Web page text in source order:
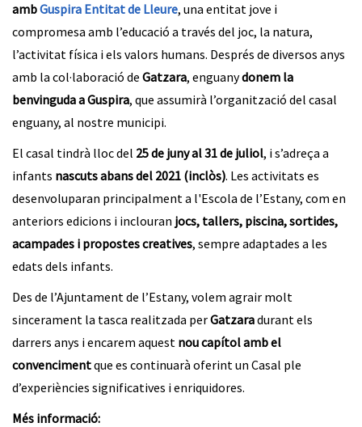
ambGuspira Entitat de Lleure, una entitat jove i
compromesa amb l’educació a través del joc, la natura,
l’activitat física i els valors humans. Després de diversos anys
amb la col·laboració de Gatzara, enguanydonem la
benvinguda a Guspira, que assumirà l’organització del casal
enguany, al nostre municipi.
El casal tindrà lloc del 25 de juny al 31 de juliol, i s’adreça a
infants nascuts abans del 2021 (inclòs). Les activitats es
desenvoluparan principalment a l'Escola de l’Estany, com en
anteriors edicions i inclouran jocs, tallers, piscina, sortides,
acampades i propostes creatives, sempre adaptades a les
edats dels infants.
Des de l’Ajuntament de l’Estany, volem agrair molt
sincerament la tasca realitzada perGatzaradurant els
darrers anys i encarem aquest nou capítol amb el
convencimentque es continuarà oferint un Casal ple
d’experiències significatives i enriquidores.
Més informació: